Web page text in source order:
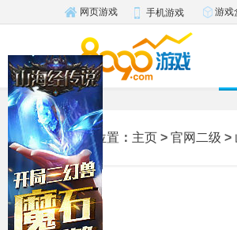
网页游戏 手机游戏 游戏
您的位置 ： 主页 > 官网二级 >